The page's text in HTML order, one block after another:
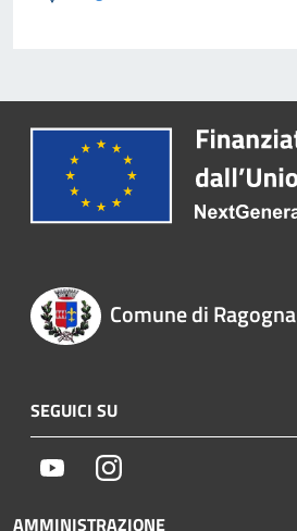
Comune di Ragogna
SEGUICI SU
YoutubeInstagram
AMMINISTRAZIONE